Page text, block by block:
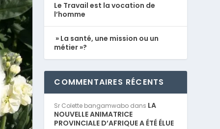
Le Travail est la vocation de
l’homme
» La santé, une mission ou un
métier »?
COMMENTAIRES RÉCENTS
Sr Colette bangamwabo dans LA
NOUVELLE ANIMATRICE
PROVINCIALE D’AFRIQUE A ÉTÉ ÉLUE